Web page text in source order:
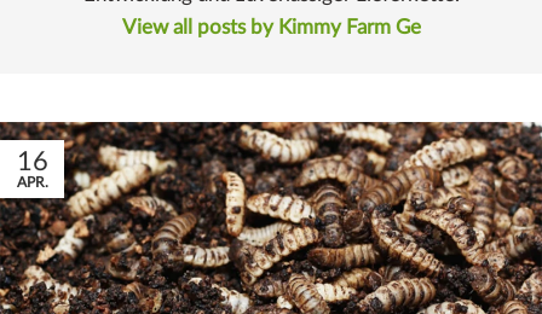
View all posts by Kimmy Farm Ge
16
APR.